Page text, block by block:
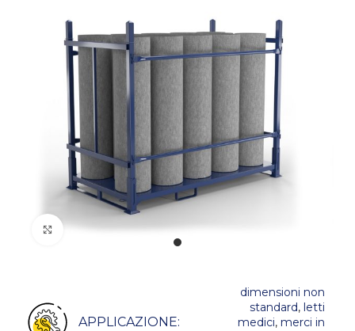
Kliknij, aby powiększyć
APPLICAZIONE:
dimensioni non
standard, letti
medici, merci in